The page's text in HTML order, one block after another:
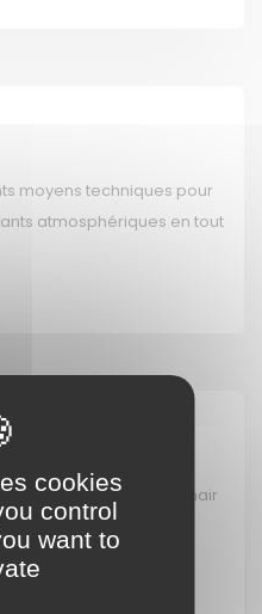
moyens techniques pour
atmosphériques en tout
de prélèvement
réglementés, Madininair
sur le
européennes,
cookies
control
want to